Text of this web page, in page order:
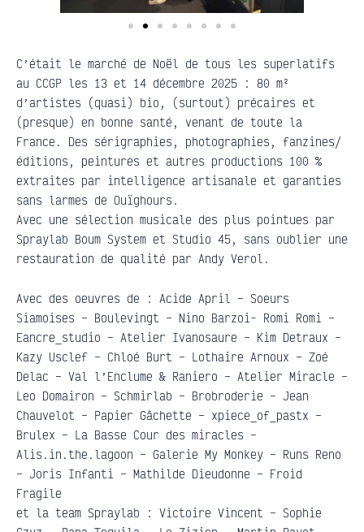
C’était le marché de Noël de tous les superlatifs
au CCGP les 13 et 14 décembre 2025 : 80 m²
d’artistes (quasi) bio, (surtout) précaires et
(presque) en bonne santé, venant de toute la
France. Des sérigraphies, photographies, fanzines/
éditions, peintures et autres productions 100 %
extraites par intelligence artisanale et garanties
sans larmes de Ouïghours.
Avec une sélection musicale des plus pointues par
Spraylab Boum System et Studio 45, sans oublier une
restauration de qualité par Andy Verol.
Avec des oeuvres de : Acide April – Soeurs
Siamoises – Boulevingt – Nino Barzoi- Romi Romi –
Eancre_studio – Atelier Ivanosaure – Kim Detraux –
Kazy Usclef – Chloé Burt – Lothaire Arnoux – Zoé
Delac – Val l’Enclume & Raniero – Atelier Miracle –
Leo Domairon – Schmirlab – Brobroderie – Jean
Chauvelot – Papier Gâchette – xpiece_of_pastx –
Brulex – La Basse Cour des miracles –
Alis.in.the.lagoon – Galerie My Monkey – Runs Reno
– Joris Infanti – Mathilde Dieudonne – Froid
Fragile
et la team Spraylab : Victoire Vincent – Sophie